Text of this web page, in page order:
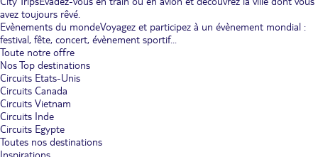
avez toujours rêvé.
Evènements du mondeVoyagez et participez à un évènement mondial :
festival, fête, concert, évènement sportif...
Toute notre offre
Nos Top destinations
Circuits Etats-Unis
Circuits Canada
Circuits Vietnam
Circuits Inde
Circuits Egypte
Toutes nos destinations